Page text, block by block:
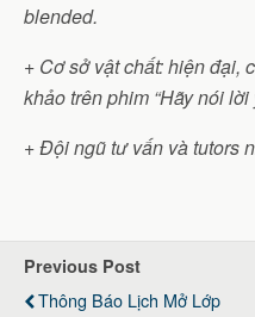
blended.
+ Cơ sở vật chất: hiện đại,
khảo trên phim “Hãy nói lời
+ Đội ngũ tư vấn và tutors
Previous Post
Thông Báo Lịch Mở Lớp